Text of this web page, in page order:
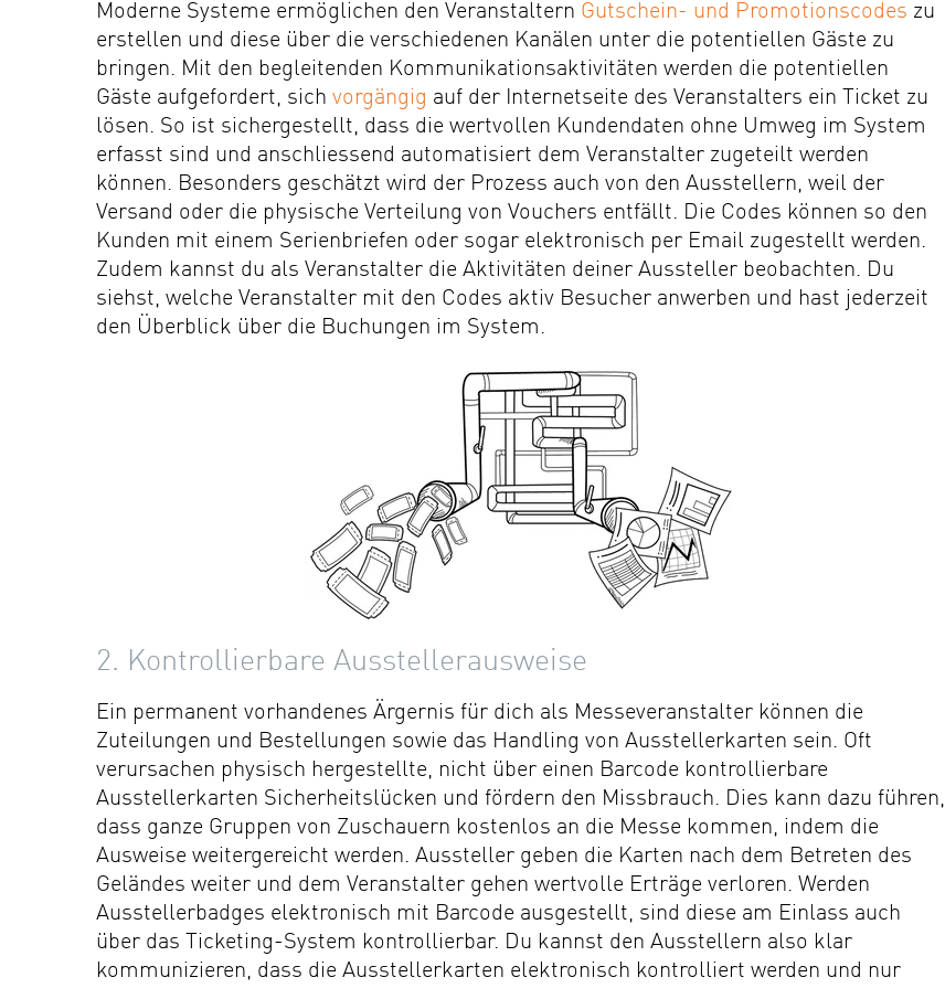
Moderne Systeme ermöglichen den Veranstaltern Gutschein- und Promotionscodes zu
erstellen und diese über die verschiedenen Kanälen unter die potentiellen Gäste zu
bringen. Mit den begleitenden Kommunikationsaktivitäten werden die potentiellen
Gäste aufgefordert, sich vorgängig auf der Internetseite des Veranstalters ein Ticket zu
lösen. So ist sichergestellt, dass die wertvollen Kundendaten ohne Umweg im System
erfasst sind und anschliessend automatisiert dem Veranstalter zugeteilt werden
können. Besonders geschätzt wird der Prozess auch von den Ausstellern, weil der
Versand oder die physische Verteilung von Vouchers entfällt. Die Codes können so den
Kunden mit einem Serienbriefen oder sogar elektronisch per Email zugestellt werden.
Zudem kannst du als Veranstalter die Aktivitäten deiner Aussteller beobachten. Du
siehst, welche Veranstalter mit den Codes aktiv Besucher anwerben und hast jederzeit
den Überblick über die Buchungen im System.
2. Kontrollierbare Ausstellerausweise
Ein permanent vorhandenes Ärgernis für dich als Messeveranstalter können die
Zuteilungen und Bestellungen sowie das Handling von Ausstellerkarten sein. Oft
verursachen physisch hergestellte, nicht über einen Barcode kontrollierbare
Ausstellerkarten Sicherheitslücken und fördern den Missbrauch. Dies kann dazu führen,
dass ganze Gruppen von Zuschauern kostenlos an die Messe kommen, indem die
Ausweise weitergereicht werden. Aussteller geben die Karten nach dem Betreten des
Geländes weiter und dem Veranstalter gehen wertvolle Erträge verloren. Werden
Ausstellerbadges elektronisch mit Barcode ausgestellt, sind diese am Einlass auch
über das Ticketing-System kontrollierbar. Du kannst den Ausstellern also klar
kommunizieren, dass die Ausstellerkarten elektronisch kontrolliert werden und nur